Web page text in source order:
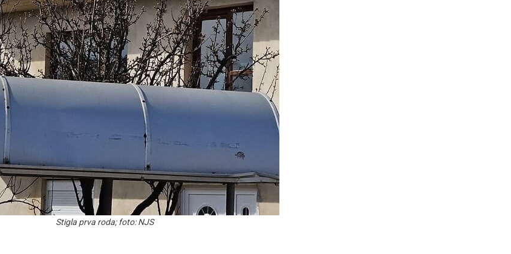
Stigla prva roda; foto: NJS